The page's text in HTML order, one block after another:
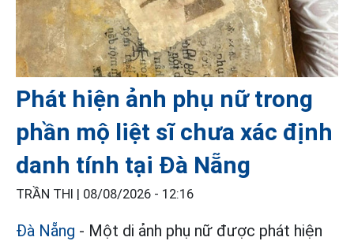
Phát hiện ảnh phụ nữ trong
phần mộ liệt sĩ chưa xác định
danh tính tại Đà Nẵng
TRẦN THI | 08/08/2026 - 12:16
Đà Nẵng - Một di ảnh phụ nữ được phát hiện